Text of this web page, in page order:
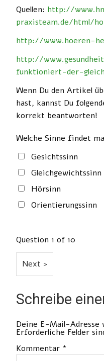
Quellen: http://
praxisteam.de/html/
http://www.hoeren-
http://
funktioniert-der-
Wenn Du den Artikel
hast, kannst Du
korrekt beantworten!
Welche Sinne findet
Gesichtssinn
Gleichgewichtssinn
Hörsinn
Orientierungssinn
Question 1 of 10
Schreibe
Deine E-Mail-
Erforderliche Felder
Kommentar *